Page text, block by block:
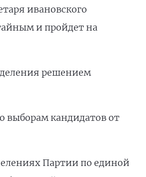
ивановского
и пройдет на
решением
выборам кандидатов от
Партии по единой